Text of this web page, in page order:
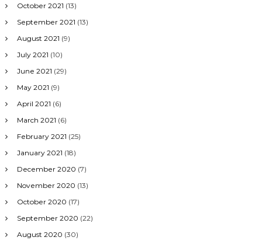
October 2021 (13)
September 2021 (13)
August 2021 (9)
July 2021 (10)
June 2021 (29)
May 2021 (9)
April 2021 (6)
March 2021 (6)
February 2021 (25)
January 2021 (18)
December 2020 (7)
November 2020 (13)
October 2020 (17)
September 2020 (22)
August 2020 (30)